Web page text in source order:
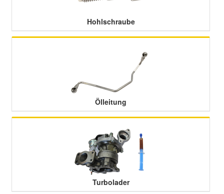
Hohlschraube
Ölleitung
Turbolader